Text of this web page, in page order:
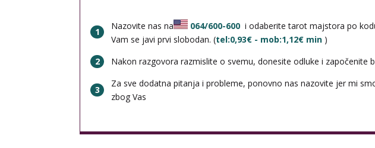
1
Nazovite nas na 064/600-600 i odaberite tarot majstora po
Vam se javi prvi slobodan. (tel:0,93€ - mob:1,12€ min )
2
Nakon razgovora razmislite o svemu, donesite odluke i započenite
3
Za sve dodatna pitanja i probleme, ponovno nas nazovite jer mi
zbog Vas